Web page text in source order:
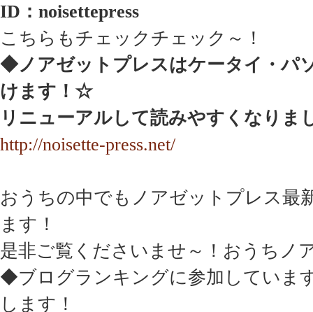
ID：noisettepress
こちらもチェックチェック～！
◆ノアゼットプレスはケータイ・パ
けます！☆
リニューアルして読みやすくなりま
http://noisette-press.net/
おうちの中でもノアゼットプレス最
ます！
是非ご覧くださいませ～！おうちノ
◆ブログランキングに参加していま
します！